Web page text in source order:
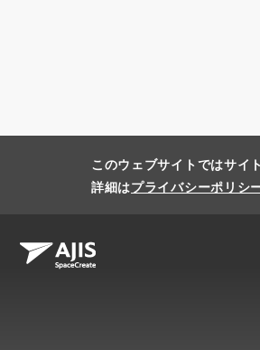
このウェブサイトではサイ
詳細はプライバシーポリシ